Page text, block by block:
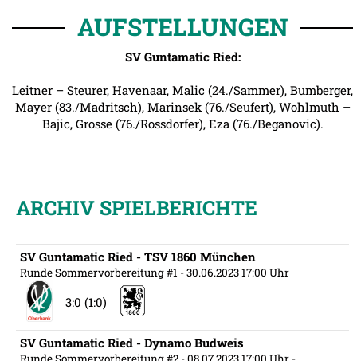
AUFSTELLUNGEN
SV Guntamatic Ried:
Leitner – Steurer, Havenaar, Malic (24./Sammer), Bumberger,
Mayer (83./Madritsch), Marinsek (76./Seufert), Wohlmuth –
Bajic, Grosse (76./Rossdorfer), Eza (76./Beganovic).
ARCHIV SPIELBERICHTE
SV Guntamatic Ried - TSV 1860 München
Runde Sommervorbereitung #1 - 30.06.2023 17:00 Uhr
3:0 (1:0)
SV Guntamatic Ried - Dynamo Budweis